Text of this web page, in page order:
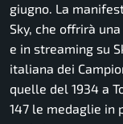
giugno. La
Sky, che offrirà
e in streaming su
italiana dei
quelle del 1934 a
147 le medaglie in